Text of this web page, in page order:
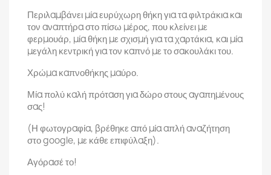
Περιλαμβάνει μία ευρύχωρη θήκη για τα φιλτράκια και
τον αναπτήρα στο πίσω μέρος, που κλείνει με
φερμουάρ, μία θήκη με σχισμή για τα χαρτάκια, και μία
μεγάλη κεντρική για τον καπνό με το σακουλάκι του.
Χρώμα καπνοθήκης μαύρο.
Μία πολύ καλή πρόταση για δώρο στους αγαπημένους
σας!
(Η φωτογραφία, βρέθηκε από μία απλή αναζήτηση
στο google, με κάθε επιφύλαξη).
Αγόρασέ το!